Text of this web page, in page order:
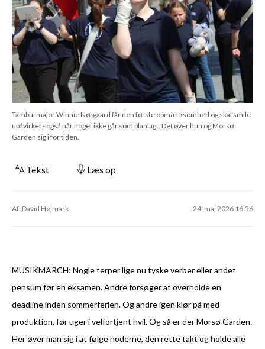
Tamburmajor Winnie Nørgaard får den første opmærksomhed og skal smile
upåvirket - også når noget ikke går som planlagt. Det øver hun og Morsø
Garden sig i for tiden.
Tekst Læs op
Af: David Højmark 24. maj 2026 16:56
MUSIKMARCH: Nogle terper lige nu tyske verber eller andet
pensum før en eksamen. Andre forsøger at overholde en
deadline inden sommerferien. Og andre igen klør på med
produktion, før uger i velfortjent hvil. Og så er der Morsø Garden.
Her øver man sig i at følge noderne, den rette takt og holde alle